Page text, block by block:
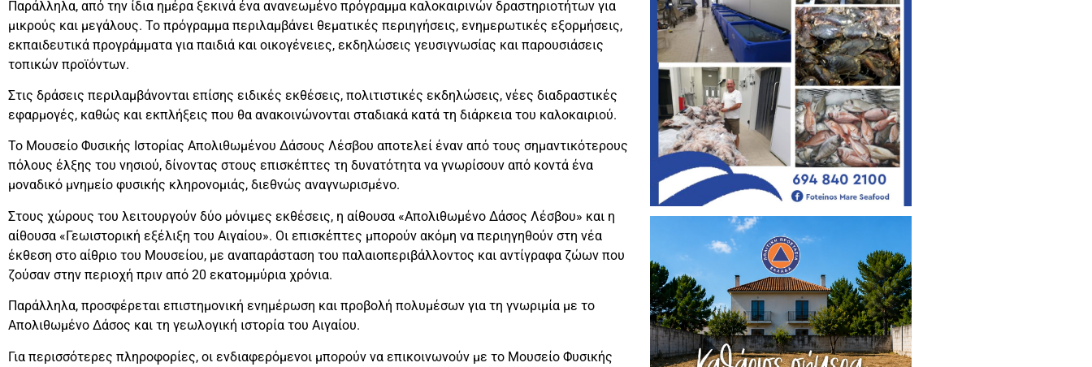
Παράλληλα, από την ίδια ημέρα ξεκινά ένα ανανεωμένο πρόγραμμα καλοκαιρινών δραστηριοτήτων για
μικρούς και μεγάλους. Το πρόγραμμα περιλαμβάνει θεματικές περιηγήσεις, ενημερωτικές εξορμήσεις,
εκπαιδευτικά προγράμματα για παιδιά και οικογένειες, εκδηλώσεις γευσιγνωσίας και παρουσιάσεις
τοπικών προϊόντων.
Στις δράσεις περιλαμβάνονται επίσης ειδικές εκθέσεις, πολιτιστικές εκδηλώσεις, νέες διαδραστικές
εφαρμογές, καθώς και εκπλήξεις που θα ανακοινώνονται σταδιακά κατά τη διάρκεια του καλοκαιριού.
Το Μουσείο Φυσικής Ιστορίας Απολιθωμένου Δάσους Λέσβου αποτελεί έναν από τους σημαντικότερους
πόλους έλξης του νησιού, δίνοντας στους επισκέπτες τη δυνατότητα να γνωρίσουν από κοντά ένα
μοναδικό μνημείο φυσικής κληρονομιάς, διεθνώς αναγνωρισμένο.
Στους χώρους του λειτουργούν δύο μόνιμες εκθέσεις, η αίθουσα «Απολιθωμένο Δάσος Λέσβου» και η
αίθουσα «Γεωιστορική εξέλιξη του Αιγαίου». Οι επισκέπτες μπορούν ακόμη να περιηγηθούν στη νέα
έκθεση στο αίθριο του Μουσείου, με αναπαράσταση του παλαιοπεριβάλλοντος και αντίγραφα ζώων που
ζούσαν στην περιοχή πριν από 20 εκατομμύρια χρόνια.
Παράλληλα, προσφέρεται επιστημονική ενημέρωση και προβολή πολυμέσων για τη γνωριμία με το
Απολιθωμένο Δάσος και τη γεωλογική ιστορία του Αιγαίου.
Για περισσότερες πληροφορίες, οι ενδιαφερόμενοι μπορούν να επικοινωνούν με το Μουσείο Φυσικής